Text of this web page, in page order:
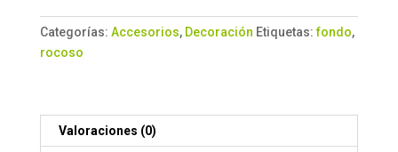
x
45cm
Categorías: Accesorios, Decoración Etiquetas:fondo,
rocoso
Valoraciones (0)